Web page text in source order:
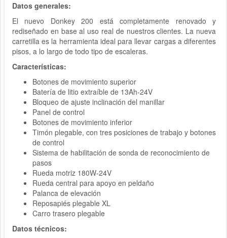
Datos generales:
El nuevo Donkey 200 está completamente renovado y
rediseñado en base al uso real de nuestros clientes. La nueva
carretilla es la herramienta ideal para llevar cargas a diferentes
pisos, a lo largo de todo tipo de escaleras.
Características:
Botones de movimiento superior
Batería de litio extraíble de 13Ah-24V
Bloqueo de ajuste inclinación del manillar
Panel de control
Botones de movimiento inferior
Timón plegable, con tres posiciones de trabajo y botones
de control
Sistema de habilitación de sonda de reconocimiento de
pasos
Rueda motriz 180W-24V
Rueda central para apoyo en peldaño
Palanca de elevación
Reposapiés plegable XL
Carro trasero plegable
Datos técnicos: